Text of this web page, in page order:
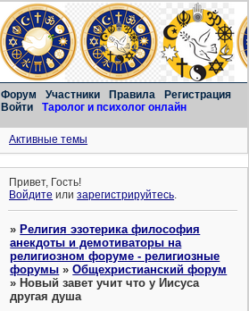
Форум Участники Правила
Регистрация
Войти
Таролог и психолог онлайн
Активные темы
Привет, Гость!
Войдите илизарегистрируйтесь.
»Религия эзотерика философия
анекдоты и демотиваторы на
религиозном форуме - религиозные
форумы »Общехристианский форум
»Новый завет учит что у Иисуса
другая душа